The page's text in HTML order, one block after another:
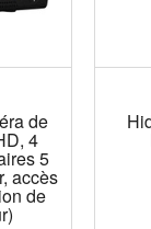
de
4
5
accès
de